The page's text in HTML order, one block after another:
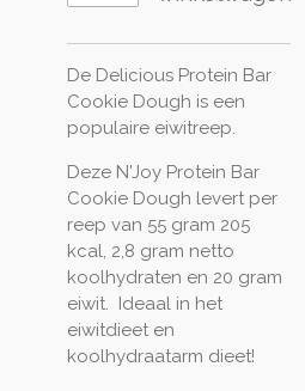
De Delicious Protein Bar
Cookie Dough is een
populaire eiwitreep.
Deze N'Joy Protein Bar
Cookie Dough levert per
reep van 55 gram 205
kcal, 2,8 gram netto
koolhydraten en 20 gram
eiwit. Ideaal in het
eiwitdieet en
koolhydraatarm dieet!